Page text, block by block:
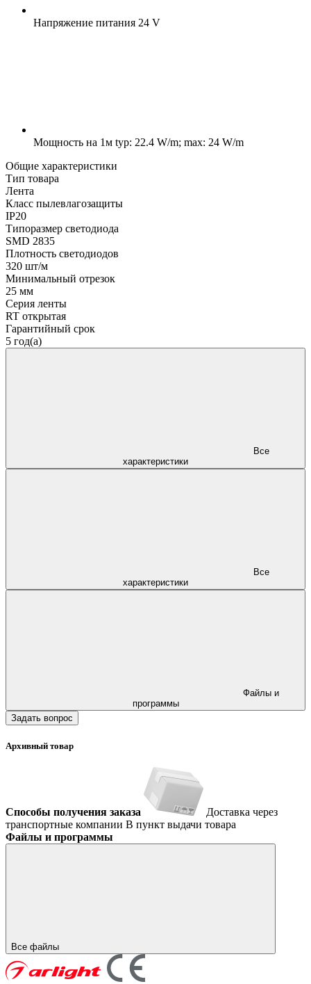
Напряжение питания 24 V
Мощность на 1м typ: 22.4 W/m; max: 24 W/m
Общие характеристики
Тип товара
Лента
Класс пылевлагозащиты
IP20
Типоразмер светодиода
SMD 2835
Плотность светодиодов
320 шт/м
Минимальный отрезок
25 мм
Серия ленты
RT открытая
Гарантийный срок
5 год(а)
характеристики
характеристики
программы
Задать вопрос
Архивный товар
Способы получения заказа
Доставка через
транспортные компании В пункт выдачи товара
Файлы и программы
Все файлы